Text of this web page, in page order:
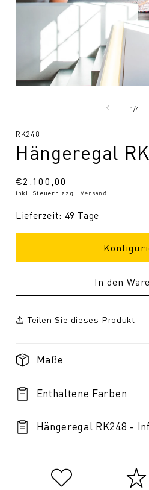
1/von
4
SKU:
RK248
Hängeregal
Normaler
Preis
€2.100,00
inkl. Steuern zzgl. Versand
Lieferzeit: 49 Tage
In den
Teilen Sie dieses Produkt
Maße
Enthaltene Farben
Hängeregal RK248 -